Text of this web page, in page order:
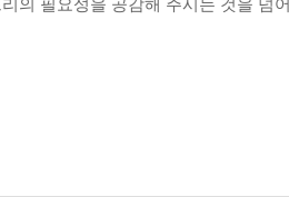
의 필요성을 공감해 주시는 것을